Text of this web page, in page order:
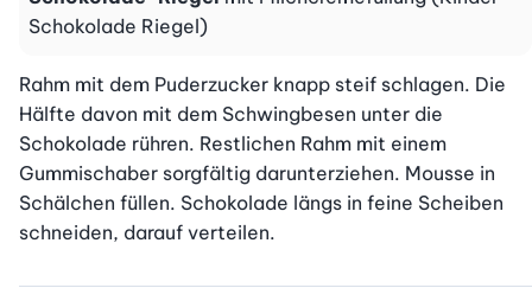
Schokolade Riegel)
Rahm mit dem Puderzucker knapp steif schlagen. Die
Hälfte davon mit dem Schwingbesen unter die
Schokolade rühren. Restlichen Rahm mit einem
Gummischaber sorgfältig darunterziehen. Mousse in
Schälchen füllen. Schokolade längs in feine Scheiben
schneiden, darauf verteilen.